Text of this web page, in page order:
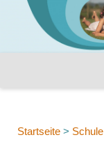
Startseite > Schule